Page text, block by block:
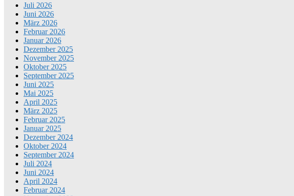
Juli 2026
Juni 2026
März 2026
Februar 2026
Januar 2026
Dezember 2025
November 2025
Oktober 2025
September 2025
Juni 2025
Mai 2025
April 2025
März 2025
Februar 2025
Januar 2025
Dezember 2024
Oktober 2024
September 2024
Juli 2024
Juni 2024
April 2024
Februar 2024